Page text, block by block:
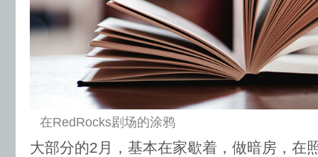
在RedRocks剧场的涂鸦
大部分的2月，基本在家歇着，做暗房，在